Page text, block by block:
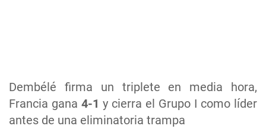
Dembélé firma un triplete en media hora,
Francia gana 4-1 y cierra el Grupo I como líder
antes de una eliminatoria trampa